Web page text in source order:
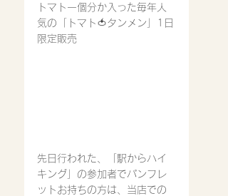
トマト一個分か入った毎年人
気の「トマト🍅タンメン」1日
限定販売
先日行われた、「駅からハイ
キング」の参加者でパンフレ
ットお持ちの方は、当店での